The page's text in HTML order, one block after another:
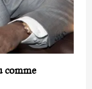
comme